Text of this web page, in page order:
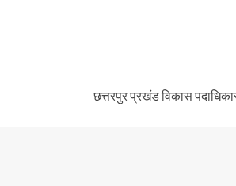
छत्तरपुर प्रखंड विकास